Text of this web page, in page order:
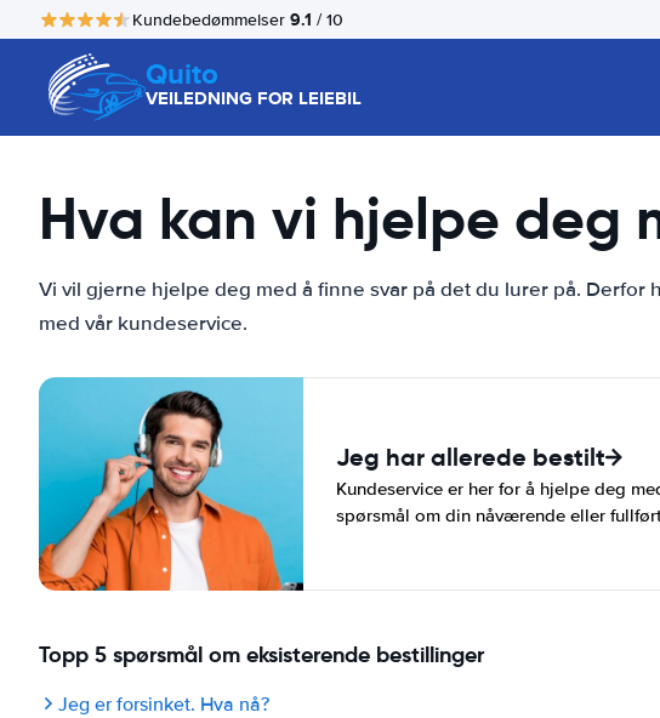
Kundebedømmelser 9.1 / 10
Quito
VEILEDNING FOR LEIEBIL
Hva kan vi hjelpe deg
Vi vil gjerne hjelpe deg med å finne svar på det du lurer på.
med vår kundeservice.
Jeg har allerede bestilt
Kundeservice er her for å hjelpe deg
spørsmål om din nåværende eller
Topp 5 spørsmål om eksisterende bestillinger
Jeg er forsinket. Hva nå?